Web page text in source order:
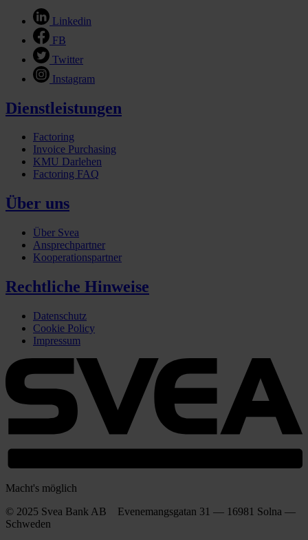
Linkedin
FB
Twitter
Instagram
Dienstleistungen
Factoring
Invoice Purchasing
KMU Darlehen
Factoring FAQ
Über uns
Über Svea
Ansprechpartner
Kooperationspartner
Rechtliche Hinweise
Datenschutz
Cookie Policy
Impressum
Macht's möglich
© 2025 Svea Bank AB Evenemangsgatan 31 — 16981 Solna —
Schweden